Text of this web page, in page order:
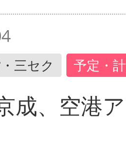
三セク 予定・
成、空港